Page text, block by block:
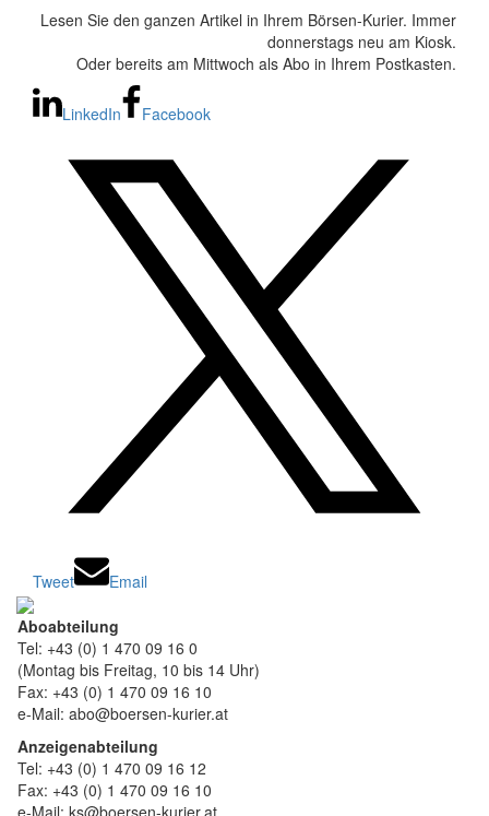
Lesen Sie den ganzen Artikel in Ihrem Börsen-Kurier. Immer
donnerstags neu am Kiosk.
Oder bereits am Mittwoch als Abo in Ihrem Postkasten.
LinkedIn Facebook
Tweet Email
Aboabteilung
Tel: +43 (0) 1 470 09 16 0
(Montag bis Freitag, 10 bis 14 Uhr)
Fax: +43 (0) 1 470 09 16 10
e-Mail: abo@boersen-kurier.at
Anzeigenabteilung
Tel: +43 (0) 1 470 09 16 12
Fax: +43 (0) 1 470 09 16 10